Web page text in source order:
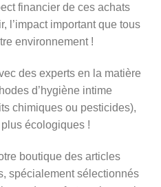
financier de ces achats
l’impact important que tous
environnement !
des experts en la matière
d’hygiène intime
chimiques ou pesticides),
écologiques !
boutique des articles
spécialement sélectionnés